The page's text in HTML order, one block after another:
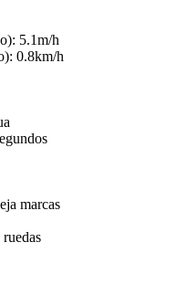
5.1m/h
0.8km/h
marcas